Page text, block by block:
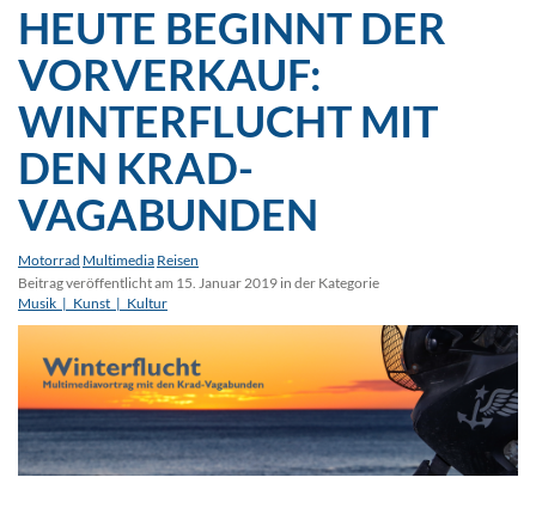
HEUTE BEGINNT DER
VORVERKAUF:
WINTERFLUCHT MIT
DEN KRAD-
VAGABUNDEN
Motorrad Multimedia Reisen
Beitrag veröffentlicht am 15. Januar 2019 in der Kategorie
Musik_|_Kunst_|_Kultur